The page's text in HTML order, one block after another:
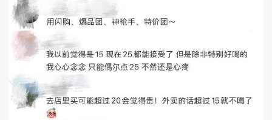
买平价款？网友们众说纷纭——
“真材实料就不算刺客。”
“现在没有十块钱的券我是不会喝奶茶的。”
“以前觉得15贵，现在25都能接受了。”